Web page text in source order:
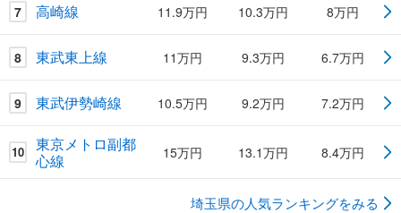
7 高崎線 11.9万円 10.3万円 8万円
8 東武東上線 11万円 9.3万円 6.7万円
9 東武伊勢崎線 10.5万円 9.2万円 7.2万円
10
東京メトロ副都
心線
15万円 13.1万円 8.4万円
埼玉県の人気ランキングをみる